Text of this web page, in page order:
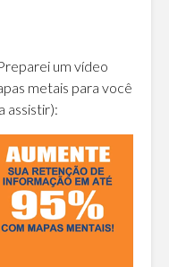
um vídeo
metais para você
assistir):